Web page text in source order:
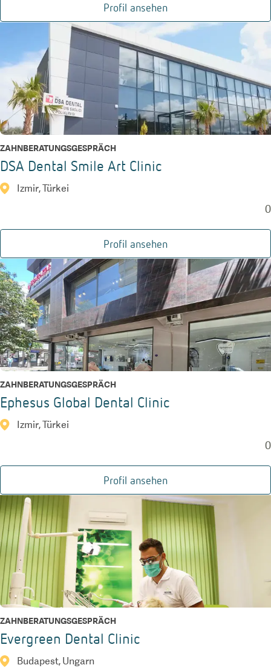
Profil ansehen
ZAHNBERATUNGSGESPRÄCH
DSA Dental Smile Art Clinic
Izmir, Türkei
0
Profil ansehen
ZAHNBERATUNGSGESPRÄCH
Ephesus Global Dental Clinic
Izmir, Türkei
0
Profil ansehen
ZAHNBERATUNGSGESPRÄCH
Evergreen Dental Clinic
Budapest, Ungarn